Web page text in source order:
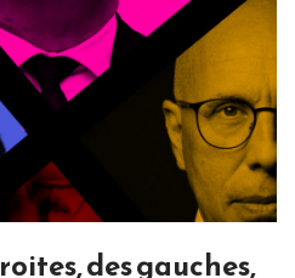
des gauches,